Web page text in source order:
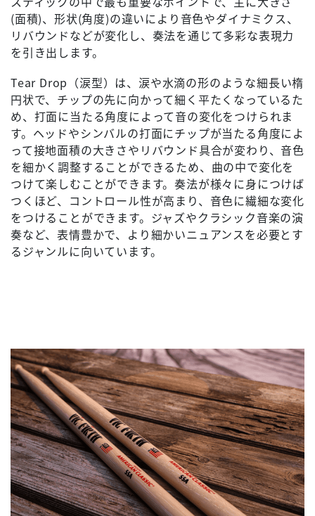
(面積)、形状(角度)の違いにより音色やダイナミクス、
リバウンドなどが変化し、奏法を通じて多彩な表現力
を引き出します。
Tear Drop（涙型）は、涙や水滴の形のような細長い楕
円状で、チップの先に向かって細く平たくなっているた
め、打面に当たる角度によって音の変化をつけられま
す。ヘッドやシンバルの打面にチップが当たる角度によ
って接地面積の大きさやリバウンド具合が変わり、音色
を細かく調整することができるため、曲の中で変化を
つけて楽しむことができます。奏法が様々に身につけば
つくほど、コントロール性が高まり、音色に繊細な変化
をつけることができます。ジャズやクラシック音楽の演
奏など、表情豊かで、より細かいニュアンスを必要とす
るジャンルに向いています。